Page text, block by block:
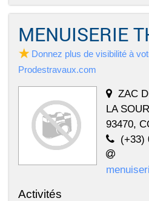
MENUISERIE
Donnez plus de visibilité à
Prodestravaux.com
ZAC
LA
93470,
(+33)
Activités